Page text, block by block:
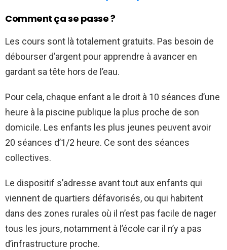
Comment ça se passe ?
Les cours sont là totalement gratuits. Pas besoin de
débourser d’argent pour apprendre à avancer en
gardant sa tête hors de l’eau.
Pour cela, chaque enfant a le droit à 10 séances d’une
heure à la piscine publique la plus proche de son
domicile. Les enfants les plus jeunes peuvent avoir
20 séances d’1/2 heure. Ce sont des séances
collectives.
Le dispositif s’adresse avant tout aux enfants qui
viennent de quartiers défavorisés, ou qui habitent
dans des zones rurales où il n’est pas facile de nager
tous les jours, notamment à l’école car il n’y a pas
d’infrastructure proche.